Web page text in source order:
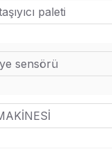
paleti
sensörü